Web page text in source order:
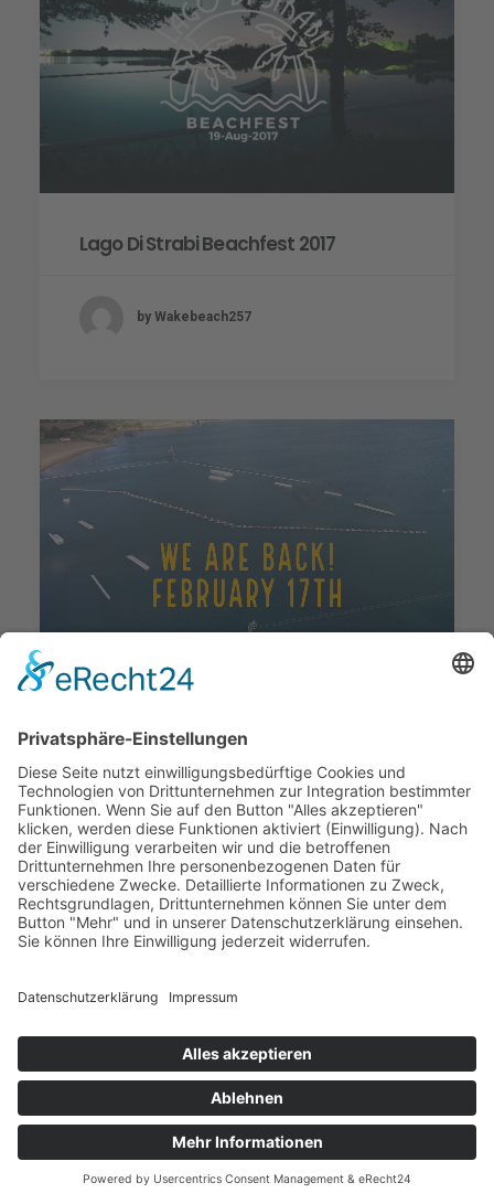
Lago Di Strabi Beachfest 2017
by Wakebeach257
Öffnungszeiten 2018
by Wakebeach257
Bitte keine
Sprachanrufe!
Wakebeach 257